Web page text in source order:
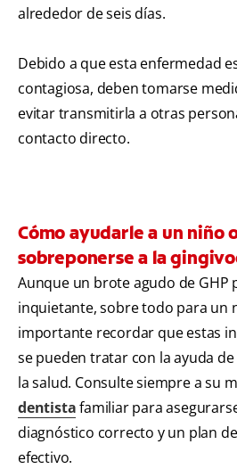
alrededor de seis días.
Debido a que esta enfermedad
contagiosa, deben tomarse
evitar transmitirla a otras
contacto directo.
Cómo ayudarle a un niño
sobreponerse a la
Aunque un brote agudo de GHP
inquietante, sobre todo para un
importante recordar que estas
se pueden tratar con la ayuda
la salud. Consulte siempre a su
dentistafamiliar para
diagnóstico correcto y un plan
efectivo.